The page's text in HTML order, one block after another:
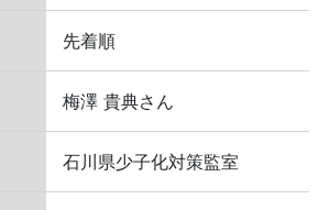
先着順
梅澤 貴典さん
石川県少子化対策監室